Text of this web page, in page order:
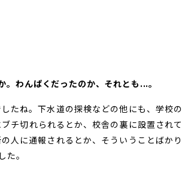
。わんぱくだったのか、それとも...。
たね。下水道の探検などの他にも、学校の
チ切れられるとか、校舎の裏に設置されて
人に通報されるとか、そういうことばかり
。